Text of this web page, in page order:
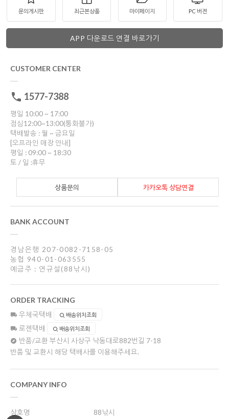
문의게시판 최근본상품 마이페이지 PC 버젼
APP 다운로드 연결 바로가기
CUSTOMER CENTER
1577-7388
평일 10:00 ~ 17:00
점심12:00~13:00(통화불가)
택배발송 : 월 ~ 금요일
[오프라인 매장 안내]
평일 : 09:00 ~ 18:30
토 / 일 :휴무
카카오톡 상담연결
상품문의
BANK ACCOUNT
경남은행 207-0082-7158-05
농협 940-01-063555
예금주 : 연규설(88낚시)
ORDER TRACKING
우체국택배 배송위치조회
로젠택배 배송위치조회
반품/교환 부산시 사상구 낙동대로882번길 7-18
반품 및 교환시 해당 택배사를 이용해주세요.
COMPANY INFO
상호명
88낚시